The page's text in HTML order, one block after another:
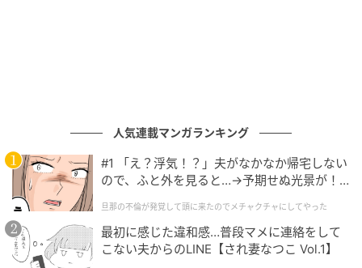
人気連載マンガランキング
#1 「え？浮気！？」夫がなかなか帰宅しない
ので、ふと外を見ると…→予期せぬ光景が！
クチャにしてやった
旦那の不倫が発覚して頭に来たのでメチャクチャにしてやった
最初に感じた違和感…普段マメに連絡をして
こない夫からのLINE【され妻なつこ Vol.1】